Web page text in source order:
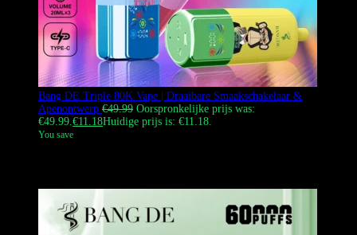
Bang DE Triple 80K Vape | Draaibare Smaakschakelaar &
Apenontwerp €49.99 Oorspronkelijke prijs was:
€49.99.€11.18Huidige prijs is: €11.18.
You save